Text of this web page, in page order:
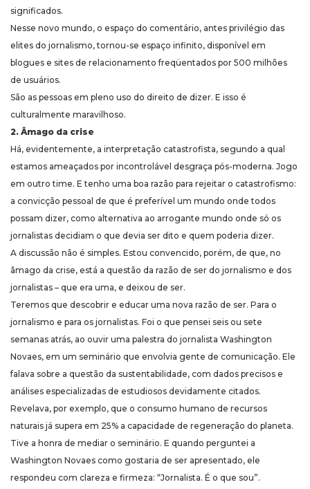
significados.
Nesse novo mundo, o espaço do comentário, antes privilégio das
elites do jornalismo, tornou-se espaço infinito, disponível em
blogues e sites de relacionamento freqüentados por 500 milhões
de usuários.
São as pessoas em pleno uso do direito de dizer. E isso é
culturalmente maravilhoso.
2. Âmago da crise
Há, evidentemente, a interpretação catastrofista, segundo a qual
estamos ameaçados por incontrolável desgraça pós-moderna. Jogo
em outro time. E tenho uma boa razão para rejeitar o catastrofismo:
a convicção pessoal de que é preferível um mundo onde todos
possam dizer, como alternativa ao arrogante mundo onde só os
jornalistas decidiam o que devia ser dito e quem poderia dizer.
A discussão não é simples. Estou convencido, porém, de que, no
âmago da crise, está a questão da razão de ser do jornalismo e dos
jornalistas – que era uma, e deixou de ser.
Teremos que descobrir e educar uma nova razão de ser. Para o
jornalismo e para os jornalistas. Foi o que pensei seis ou sete
semanas atrás, ao ouvir uma palestra do jornalista Washington
Novaes, em um seminário que envolvia gente de comunicação. Ele
falava sobre a questão da sustentabilidade, com dados precisos e
análises especializadas de estudiosos devidamente citados.
Revelava, por exemplo, que o consumo humano de recursos
naturais já supera em 25% a capacidade de regeneração do planeta.
Tive a honra de mediar o seminário. E quando perguntei a
Washington Novaes como gostaria de ser apresentado, ele
respondeu com clareza e firmeza: “Jornalista. É o que sou”.